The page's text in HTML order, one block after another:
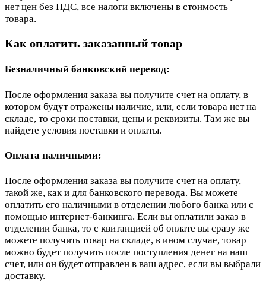
нет цен без НДС, все налоги включены в стоимость
товара.
Как оплатить заказанный товар
Безналичный банковский перевод:
После оформления заказа вы получите счет на оплату, в
котором будут отражены наличие, или, если товара нет на
складе, то сроки поставки, цены и реквизиты. Там же вы
найдете условия поставки и оплаты.
Оплата наличными:
После оформления заказа вы получите счет на оплату,
такой же, как и для банковского перевода. Вы можете
оплатить его наличными в отделении любого банка или с
помощью интернет-банкинга. Если вы оплатили заказ в
отделении банка, то с квитанцией об оплате вы сразу же
можете получить товар на складе, в ином случае, товар
можно будет получить после поступления денег на наш
счет, или он будет отправлен в ваш адрес, если вы выбрали
доставку.